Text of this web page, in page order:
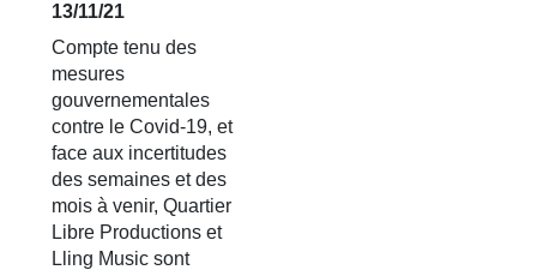
13/11/21
Compte tenu des
mesures
gouvernementales
contre le Covid-19, et
face aux incertitudes
des semaines et des
mois à venir, Quartier
Libre Productions et
Lling Music sont